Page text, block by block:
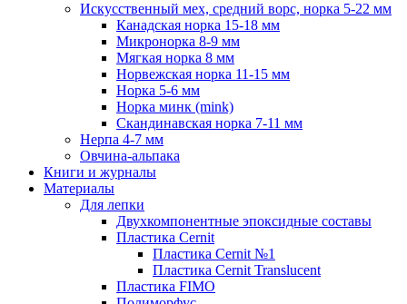
Искусственный мех, средний ворс, норка 5-22 мм
Канадская норка 15-18 мм
Микронорка 8-9 мм
Мягкая норка 8 мм
Норвежская норка 11-15 мм
Норка 5-6 мм
Норка минк (mink)
Скандинавская норка 7-11 мм
Нерпа 4-7 мм
Овчина-альпака
Книги и журналы
Материалы
Для лепки
Двухкомпонентные эпоксидные составы
Пластика Cernit
Пластика Cernit №1
Пластика Cernit Translucent
Пластика FIMO